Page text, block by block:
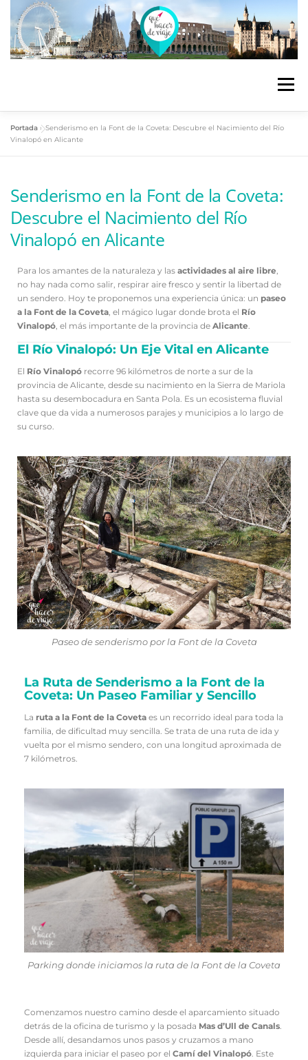
Menú
ESPAÑA
RECOMENDACIONES ENOTURISMO
Portada »Senderismo en la Font de la Coveta: Descubre el Nacimiento del Río
Vinalopó en Alicante
Senderismo en la Font de la Coveta:
Descubre el Nacimiento del Río
Vinalopó en Alicante
Para los amantes de la naturaleza y las actividades al aire libre
no hay nada como salir, respirar aire fresco y sentir la libertad de
un sendero. Hoy te proponemos una experiencia única: un paseo
a la Font de la Coveta , el mágico lugar donde brota el Río
Vinalopó , el más importante de la provincia de Alicante
El Río Vinalopó: Un Eje Vital en Alicante
El Río Vinalopó recorre 96 kilómetros de norte a sur de la
provincia de Alicante, desde su nacimiento en la Sierra de Mariola
hasta su desembocadura en Santa Pola. Es un ecosistema fluvial
clave que da vida a numerosos parajes y municipios a lo largo de
su curso.
Paseo de senderismo por la Font de la Coveta
La Ruta de Senderismo a la Font de la
Coveta: Un Paseo Familiar y Sencillo
La ruta a la Font de la Coveta es un recorrido ideal para toda la
familia, de dificultad muy sencilla. Se trata de una ruta de ida y
vuelta por el mismo sendero, con una longitud aproximada de
7 kilómetros.
Parking donde iniciamos la ruta de la Font de la Coveta
Comenzamos nuestro camino desde el aparcamiento situado
detrás de la oficina de turismo y la posada Mas d’Ull de Canals.
Desde allí, desandamos unos pasos y cruzamos a mano
izquierda para iniciar el paseo por el Camí del Vinalopó. Este